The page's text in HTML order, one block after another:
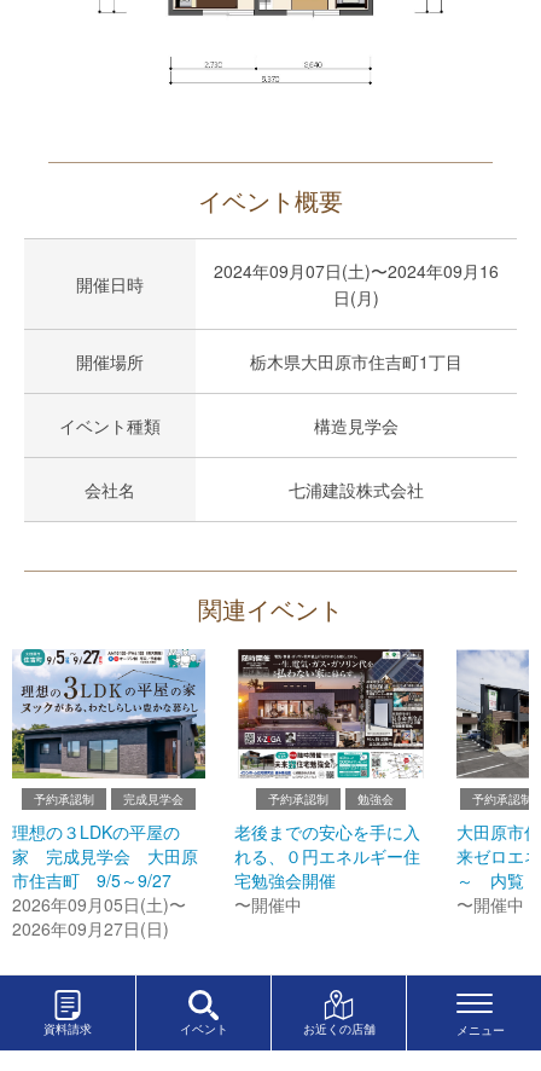
資料請求 イベント お近くの店舗
イベント概要
開催日時
2024年09月07日(土)〜2024年09月16
日(月)
開催場所 栃木県大田原市住吉町1丁目
イベント種類 構造見学会
会社名 七浦建設株式会社
関連イベント
予約承認制 完成見学会
理想の３LDKの平屋の
家 完成見学会 大田原
市住吉町 9/5～9/27
2026年09月05日(土)〜
2026年09月27日(日)
予約承認制 勉強会
老後までの安心を手に入
れる、０円エネルギー住
宅勉強会開催
〜開催中
予約承認制
大田原市
来ゼロエ
～ 内覧
〜開催中